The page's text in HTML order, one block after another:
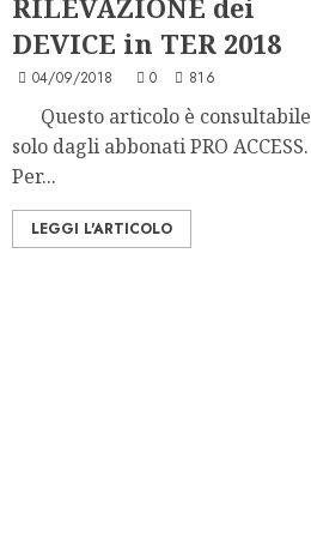
DEVICE in TER 2018
04/09/2018 0 816
Questo articolo è consultabile
solo dagli abbonati PRO ACCESS.
Per...
LEGGI L'ARTICOLO